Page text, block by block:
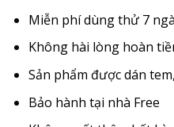
Miễn phí dùng thử 7
Không hài lòng hoàn
Sản phẩm được dán
Bảo hành tại nhà Free